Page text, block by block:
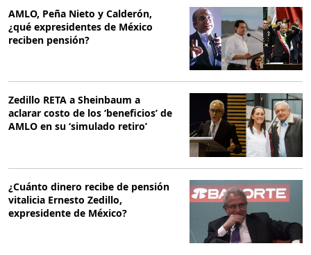
AMLO, Peña Nieto y Calderón,
¿qué expresidentes de México
reciben pensión?
Zedillo RETA a Sheinbaum a
aclarar costo de los ‘beneficios’ de
AMLO en su ‘simulado retiro’
¿Cuánto dinero recibe de pensión
vitalicia Ernesto Zedillo,
expresidente de México?